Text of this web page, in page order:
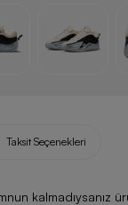
Taksit Seçenekleri